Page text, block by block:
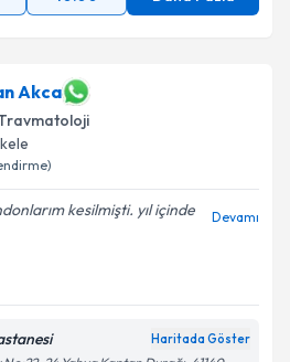
10:00 Daha Fazla
Akca
kesilmişti. yıl içinde